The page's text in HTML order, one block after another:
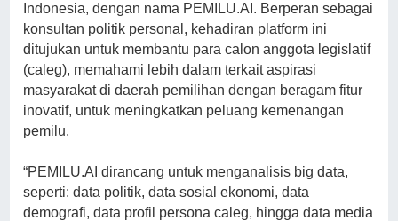
Indonesia, dengan nama PEMILU.AI. Berperan sebagai
konsultan politik personal, kehadiran platform ini
ditujukan untuk membantu para calon anggota legislatif
(caleg), memahami lebih dalam terkait aspirasi
masyarakat di daerah pemilihan dengan beragam fitur
inovatif, untuk meningkatkan peluang kemenangan
pemilu.
“PEMILU.AI dirancang untuk menganalisis big data,
seperti: data politik, data sosial ekonomi, data
demografi, data profil persona caleg, hingga data media